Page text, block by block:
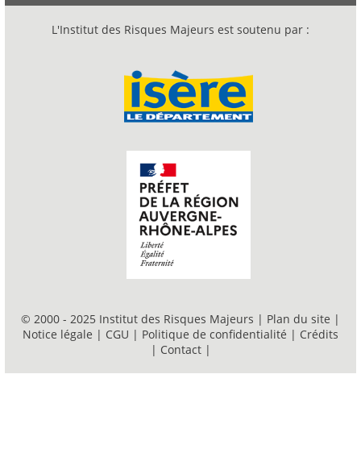
L'Institut des Risques Majeurs est soutenu par :
© 2000 - 2025 Institut des Risques Majeurs | Plan du site |
Notice légale | CGU | Politique de confidentialité | Crédits
| Contact |